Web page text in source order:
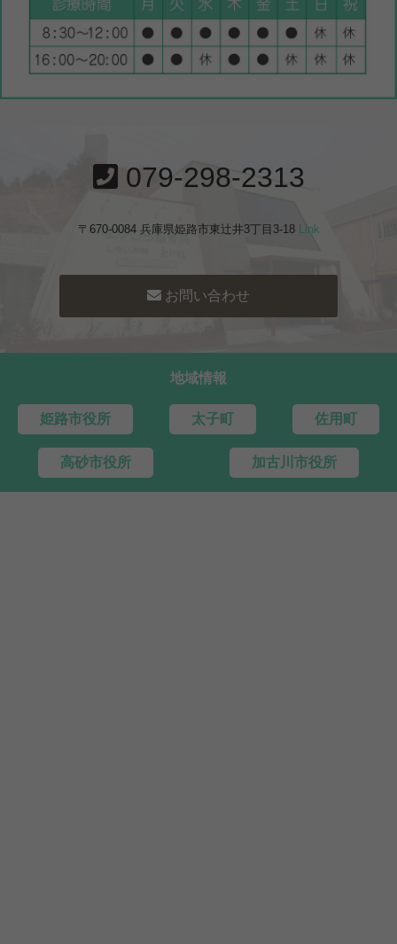
079-298-2313
〒670-0084 兵庫県姫路市東辻井3丁目3-18 Link
お問い合わせ
地域情報
姫路市役所 太子町 佐用町
高砂市役所 加古川市役所